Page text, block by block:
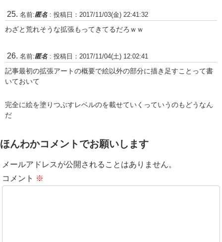
名前:匿名 : 投稿日：2017/11/03(金) 22:41:32
わざと荒れそうな拡張もってきてるだろｗｗ
名前:匿名 : 投稿日：2017/11/04(土) 12:02:41
記事最初の拡張アートの概要で絵以外の部分に描き足すことって書
いておいて
完全に絵を塗りつぶすレベルのを載せていくっていうのもどうなん
だ
ほんわかコメントでお願いします
メールアドレスが公開されることはありません。
コメント ※